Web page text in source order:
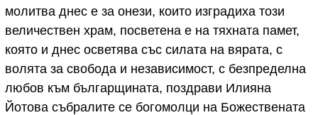
молитва днес е за онези, които изградиха този
величествен храм, посветена е на тяхната памет,
която и днес осветява със силата на вярата, с
волята за свобода и независимост, с безпределна
любов към българщината, поздрави Илияна
Йотова събралите се богомолци на Божествената